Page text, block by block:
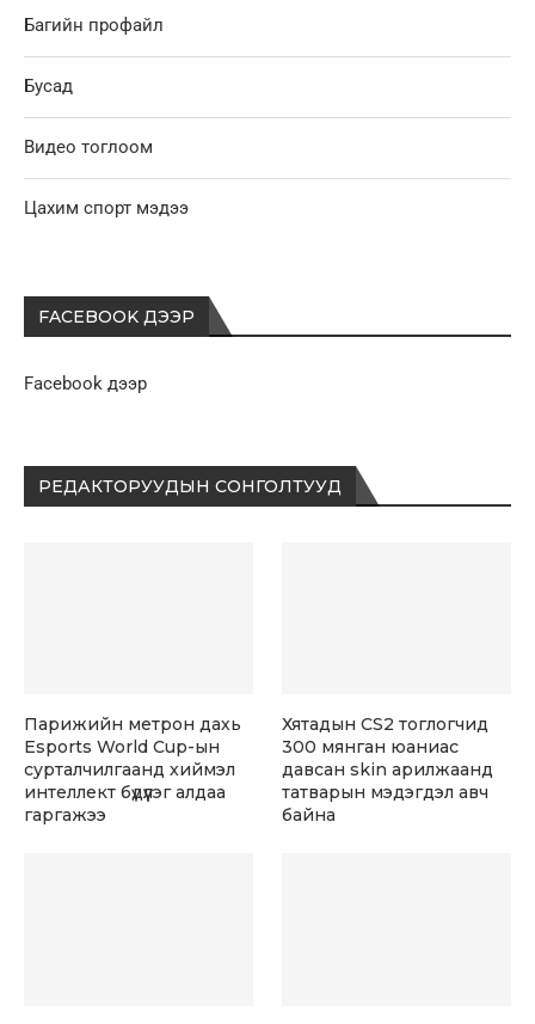
Багийн профайл
Бусад
Видео тоглоом
Цахим спорт мэдээ
FACEBOOK ДЭЭР
Facebook дээр
РЕДАКТОРУУДЫН СОНГОЛТУУД
Парижийн метрон дахь
Esports World Cup-ын
сурталчилгаанд хиймэл
интеллект бүдүүлэг алдаа
гаргажээ
Хятадын CS2 тоглогчид
300 мянган юаниас
давсан skin арилжаанд
татварын мэдэгдэл авч
байна